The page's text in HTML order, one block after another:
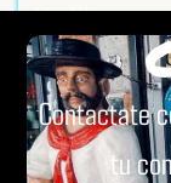
Leer Más
Contactate
tu